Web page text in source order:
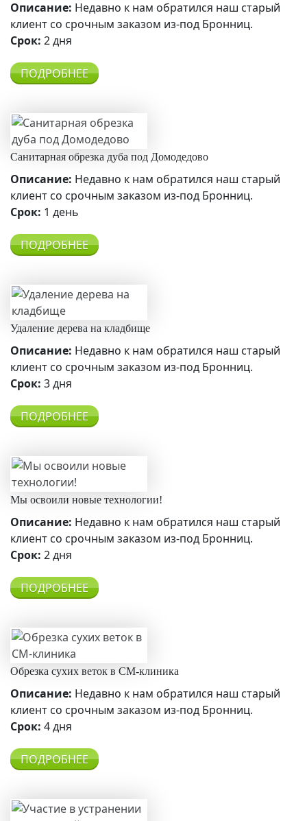
Описание: Недавно к нам обратился наш старый
клиент со срочным заказом из-под Бронниц.
Срок: 2 дня
ПОДРОБНЕЕ
Санитарная обрезка дуба под Домодедово
Описание: Недавно к нам обратился наш старый
клиент со срочным заказом из-под Бронниц.
Срок: 1 день
ПОДРОБНЕЕ
Удаление дерева на кладбище
Описание: Недавно к нам обратился наш старый
клиент со срочным заказом из-под Бронниц.
Срок: 3 дня
ПОДРОБНЕЕ
Мы освоили новые технологии!
Описание: Недавно к нам обратился наш старый
клиент со срочным заказом из-под Бронниц.
Срок: 2 дня
ПОДРОБНЕЕ
Обрезка сухих веток в СМ-клиника
Описание: Недавно к нам обратился наш старый
клиент со срочным заказом из-под Бронниц.
Срок: 4 дня
ПОДРОБНЕЕ